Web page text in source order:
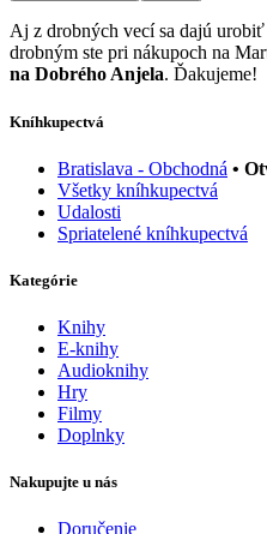
Aj z drobných vecí sa dajú
drobným ste pri nákupoch na
na Dobrého Anjela. Ďakujeme!
Kníhkupectvá
Bratislava - Obchodná •
Všetky kníhkupectvá
Udalosti
Spriatelené kníhkupectvá
Kategórie
Knihy
E-knihy
Audioknihy
Hry
Filmy
Doplnky
Nakupujte u nás
Doručenie